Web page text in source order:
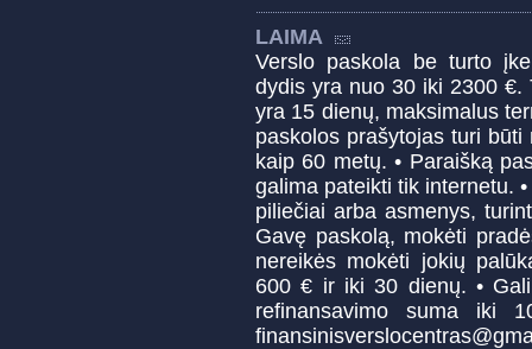
LAIMA
Verslo paskola be turto
dydis yra nuo 30 iki 2300 €.
yra 15 dienų, maksimalus
paskolos prašytojas turi
kaip 60 metų. • Paraišką
galima pateikti tik internetu.
piliečiai arba asmenys,
Gavę paskolą, mokėti
nereikės mokėti jokių
600 € ir iki 30 dienų. •
refinansavimo suma iki